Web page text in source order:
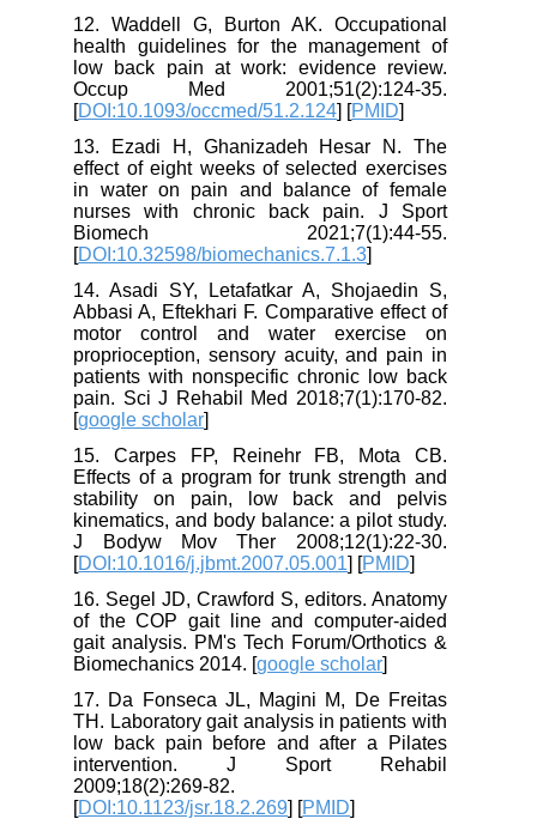
12. Waddell G, Burton AK. Occupational
health guidelines for the management of
low back pain at work: evidence review.
Occup Med 2001;51(2):124-35.
[DOI:10.1093/occmed/51.2.124] [PMID
13. Ezadi H, Ghanizadeh Hesar N. The
effect of eight weeks of selected exercises
in water on pain and balance of female
nurses with chronic back pain. J Sport
Biomech 2021;7(1):44-55.
[DOI:10.32598/biomechanics.7.1.3
14. Asadi SY, Letafatkar A, Shojaedin S,
Abbasi A, Eftekhari F. Comparative effect of
motor control and water exercise on
proprioception, sensory acuity, and pain in
patients with nonspecific chronic low back
pain. Sci J Rehabil Med 2018;7(1):170-82.
[google scholar
15. Carpes FP, Reinehr FB, Mota CB.
Effects of a program for trunk strength and
stability on pain, low back and pelvis
kinematics, and body balance: a pilot study.
J Bodyw Mov Ther 2008;12(1):22-30.
[DOI:10.1016/j.jbmt.2007.05.001] [PMID
16. Segel JD, Crawford S, editors. Anatomy
of the COP gait line and computer-aided
gait analysis. PM's Tech Forum/Orthotics &
Biomechanics 2014. [google scholar
17. Da Fonseca JL, Magini M, De Freitas
TH. Laboratory gait analysis in patients with
low back pain before and after a Pilates
intervention. J Sport Rehabil
2009;18(2):269-82.
[DOI:10.1123/jsr.18.2.269] [PMID